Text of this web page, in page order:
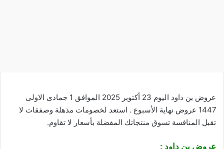
عروض بن داود اليوم 23 أكتوبر 2025 الموافق 1 جمادى الاولى
1447 عروض نهاية الأسبوع . استعد لخصومات
مذهلة وصفقات لا
تقبل المنافسة تسوق منتجاتك المفضلة بأسعار لا تقاوم.
عروض بن داود :